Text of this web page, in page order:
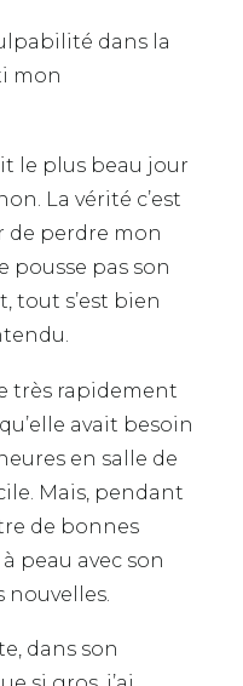
dans la
mon
le plus beau jour
La vérité c’est
de perdre mon
pousse pas son
tout s’est bien
très rapidement
avait besoin
en salle de
Mais, pendant
de bonnes
peau avec son
dans son